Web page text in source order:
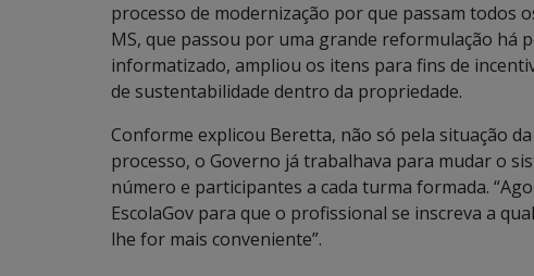
processo de modernização por que passam todos
MS, que passou por uma grande reformulação há
informatizado, ampliou os itens para fins de
de sustentabilidade dentro da propriedade.
Conforme explicou Beretta, não só pela situação
processo, o Governo já trabalhava para mudar o
número e participantes a cada turma formada.
EscolaGov para que o profissional se inscreva a
lhe for mais conveniente”.